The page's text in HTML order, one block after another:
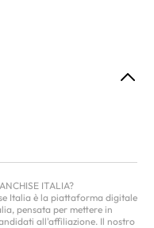
ITALIA?
Italia è la piattaforma digitale
pensata per mettere in
all'affiliazione. Il nostro